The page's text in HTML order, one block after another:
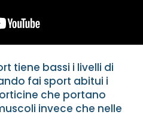
tiene bassi i livelli di
fai sport abitui i
che portano
invece che nelle